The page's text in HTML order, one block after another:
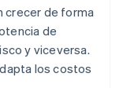
crecer de forma
de
y viceversa.
los costos